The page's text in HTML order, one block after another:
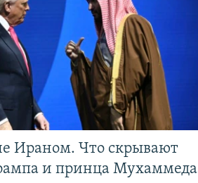
Ираном. Что скрывают
и принца Мухаммеда